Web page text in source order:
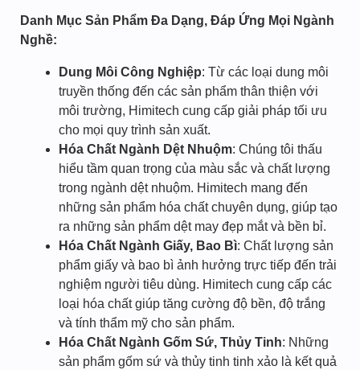
Danh Mục Sản Phẩm Đa Dạng, Đáp Ứng Mọi Ngành
Nghề:
Dung Môi Công Nghiệp: Từ các loại dung môi
truyền thống đến các sản phẩm thân thiện với
môi trường, Himitech cung cấp giải pháp tối ưu
cho mọi quy trình sản xuất.
Hóa Chất Ngành Dệt Nhuộm: Chúng tôi thấu
hiểu tầm quan trọng của màu sắc và chất lượng
trong ngành dệt nhuộm. Himitech mang đến
những sản phẩm hóa chất chuyên dụng, giúp tạo
ra những sản phẩm dệt may đẹp mắt và bền bỉ.
Hóa Chất Ngành Giấy, Bao Bì: Chất lượng sản
phẩm giấy và bao bì ảnh hưởng trực tiếp đến trải
nghiệm người tiêu dùng. Himitech cung cấp các
loại hóa chất giúp tăng cường độ bền, độ trắng
và tính thẩm mỹ cho sản phẩm.
Hóa Chất Ngành Gốm Sứ, Thủy Tinh: Những
sản phẩm gốm sứ và thủy tinh tinh xảo là kết quả